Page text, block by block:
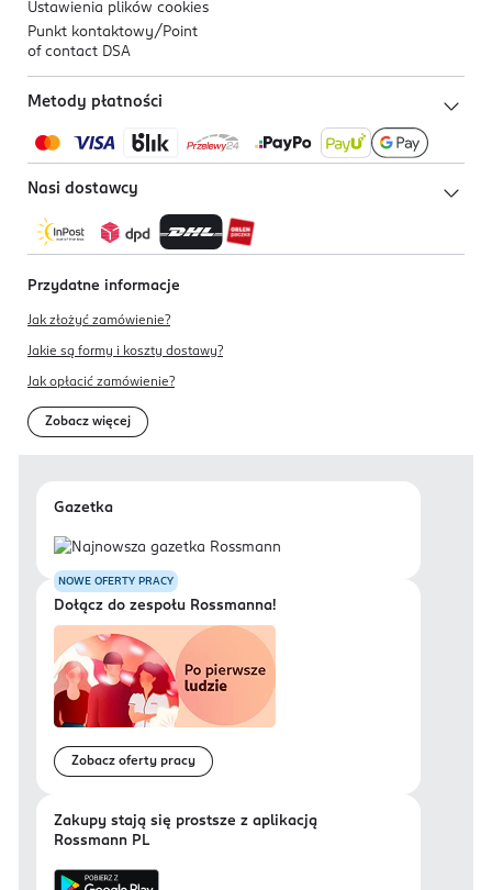
Ustawienia plików cookies
Punkt kontaktowy/ Point
of contact DSA
Metody płatności
Nasi dostawcy
Przydatne informacje
Jak złożyć zamówienie?
Jakie są formy i koszty dostawy?
Jak opłacić zamówienie?
Zobacz więcej
Gazetka
NOWE OFERTY PRACY
Dołącz do zespołu Rossmanna!
Zobacz oferty pracy
Zakupy stają się prostsze z aplikacją
Rossmann PL